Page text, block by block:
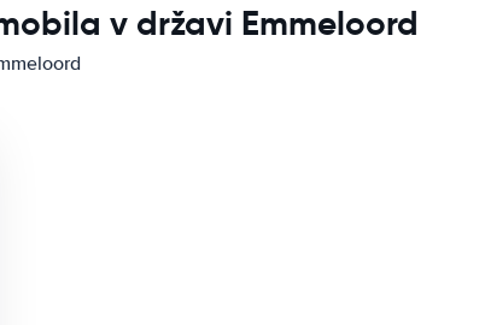
v državi Emmeloord